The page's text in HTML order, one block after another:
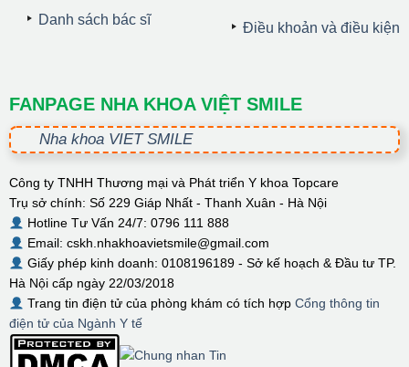
Danh sách bác sĩ
Điều khoản và điều kiện
FANPAGE NHA KHOA VIỆT SMILE
Nha khoa VIET SMILE
Công ty TNHH Thương mại và Phát triển Y khoa Topcare
Trụ sở chính: Số 229 Giáp Nhất - Thanh Xuân - Hà Nội
Hotline Tư Vấn 24/7: 0796 111 888
Email: cskh.nhakhoavietsmile@gmail.com
Giấy phép kinh doanh: 0108196189 - Sở kế hoạch & Đầu tư TP.
Hà Nội cấp ngày 22/03/2018
Trang tin điện tử của phòng khám có tích hợp Cổng thông tin
điện tử của Ngành Y tế